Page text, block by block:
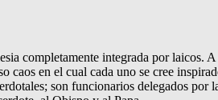
completamente integrada por laicos.
caos en el cual cada uno se cree
son funcionarios delegados